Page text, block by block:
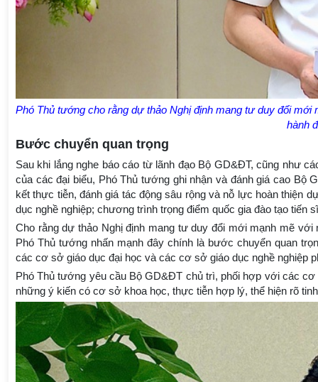
Phó Thủ tướng cho rằng dự thảo Nghị định mang tư duy đổi
hành
Bước chuyển quan trọng
Sau khi lắng nghe báo cáo từ lãnh đạo Bộ GD&ĐT, cũng như
của các đại biểu, Phó Thủ tướng ghi nhận và đánh giá cao Bộ
kết thực tiễn, đánh giá tác động sâu rộng và nỗ lực hoàn thiện
dục nghề nghiệp; chương trình trọng điểm quốc gia đào tạo tiến
Cho rằng dự thảo Nghị định mang tư duy đổi mới mạnh mẽ với
Phó Thủ tướng nhấn mạnh đây chính là bước chuyển quan
các cơ sở giáo dục đại học và các cơ sở giáo dục nghề nghiệp
Phó Thủ tướng yêu cầu Bộ GD&ĐT chủ trì, phối hợp với các
những ý kiến có cơ sở khoa học, thực tiễn hợp lý, thể hiện rõ